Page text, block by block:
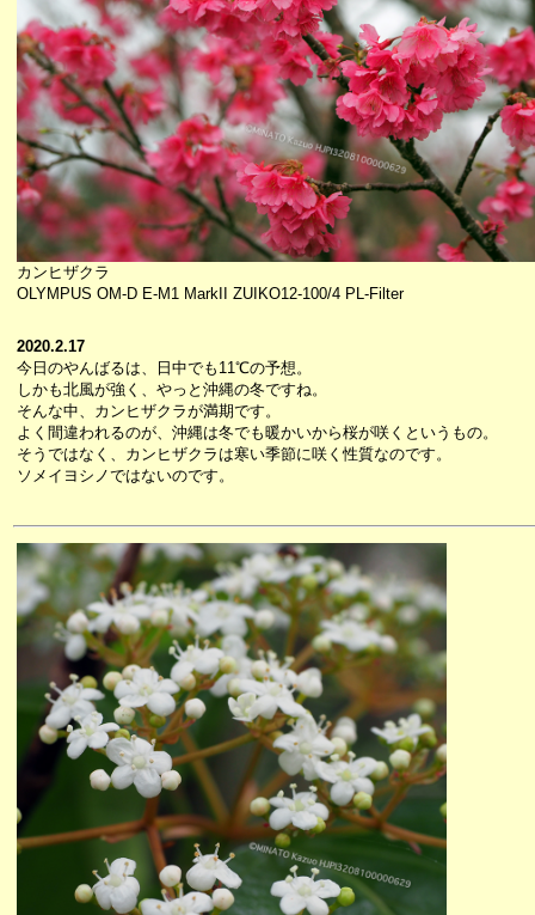
カンヒザクラ
OLYMPUS OM-D E-M1 MarkII ZUIKO12-100/4 PL-Filter
2020.2.17
今日のやんばるは、日中でも11℃の予想。
しかも北風が強く、やっと沖縄の冬ですね。
そんな中、カンヒザクラが満期です。
よく間違われるのが、沖縄は冬でも暖かいから桜が咲くというもの。
そうではなく、カンヒザクラは寒い季節に咲く性質なのです。
ソメイヨシノではないのです。